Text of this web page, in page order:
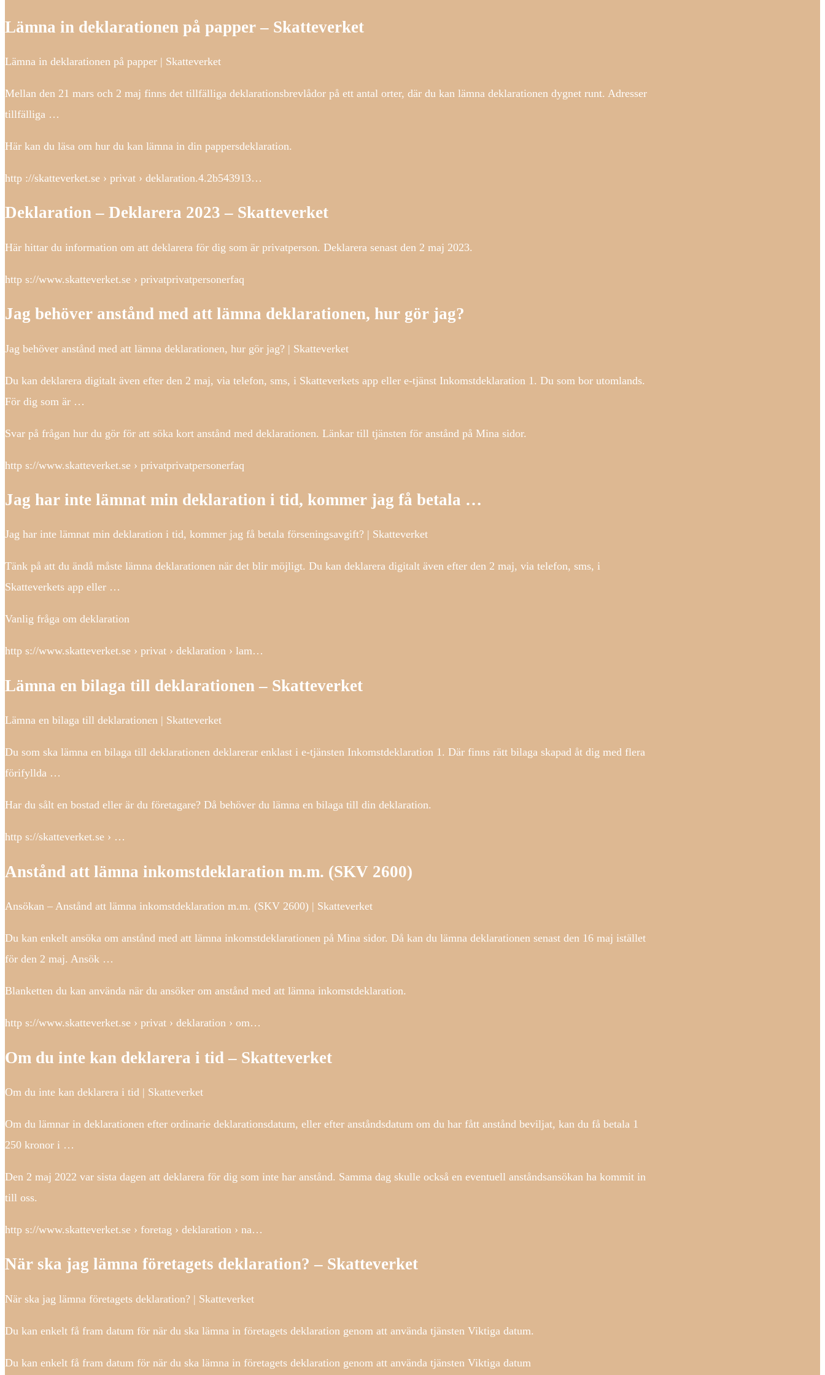
Lämna in deklarationen på papper – Skatteverket
Lämna in deklarationen på papper | Skatteverket
Mellan den 21 mars och 2 maj finns det tillfälliga deklarationsbrevlådor på ett antal orter, där du kan lämna deklarationen dygnet runt. Adresser
tillfälliga …
Här kan du läsa om hur du kan lämna in din pappersdeklaration.
http ://skatteverket.se › privat › deklaration.4.2b543913…
Deklaration – Deklarera 2023 – Skatteverket
Här hittar du information om att deklarera för dig som är privatperson. Deklarera senast den 2 maj 2023.
http s://www.skatteverket.se › privatprivatpersonerfaq
Jag behöver anstånd med att lämna deklarationen, hur gör jag?
Jag behöver anstånd med att lämna deklarationen, hur gör jag? | Skatteverket
Du kan deklarera digitalt även efter den 2 maj, via telefon, sms, i Skatteverkets app eller e-tjänst Inkomstdeklaration 1. Du som bor utomlands.
För dig som är …
Svar på frågan hur du gör för att söka kort anstånd med deklarationen. Länkar till tjänsten för anstånd på Mina sidor.
http s://www.skatteverket.se › privatprivatpersonerfaq
Jag har inte lämnat min deklaration i tid, kommer jag få betala …
Jag har inte lämnat min deklaration i tid, kommer jag få betala förseningsavgift? | Skatteverket
Tänk på att du ändå måste lämna deklarationen när det blir möjligt. Du kan deklarera digitalt även efter den 2 maj, via telefon, sms, i
Skatteverkets app eller …
Vanlig fråga om deklaration
http s://www.skatteverket.se › privat › deklaration › lam…
Lämna en bilaga till deklarationen – Skatteverket
Lämna en bilaga till deklarationen | Skatteverket
Du som ska lämna en bilaga till deklarationen deklarerar enklast i e-tjänsten Inkomstdeklaration 1. Där finns rätt bilaga skapad åt dig med flera
förifyllda …
Har du sålt en bostad eller är du företagare? Då behöver du lämna en bilaga till din deklaration.
http s://skatteverket.se › …
Anstånd att lämna inkomstdeklaration m.m. (SKV 2600)
Ansökan – Anstånd att lämna inkomstdeklaration m.m. (SKV 2600) | Skatteverket
Du kan enkelt ansöka om anstånd med att lämna inkomstdeklarationen på Mina sidor. Då kan du lämna deklarationen senast den 16 maj istället
för den 2 maj. Ansök …
Blanketten du kan använda när du ansöker om anstånd med att lämna inkomstdeklaration.
http s://www.skatteverket.se › privat › deklaration › om…
Om du inte kan deklarera i tid – Skatteverket
Om du inte kan deklarera i tid | Skatteverket
Om du lämnar in deklarationen efter ordinarie deklarationsdatum, eller efter anståndsdatum om du har fått anstånd beviljat, kan du få betala 1
250 kronor i …
Den 2 maj 2022 var sista dagen att deklarera för dig som inte har anstånd. Samma dag skulle också en eventuell anståndsansökan ha kommit in
till oss.
http s://www.skatteverket.se › foretag › deklaration › na…
När ska jag lämna företagets deklaration? – Skatteverket
När ska jag lämna företagets deklaration? | Skatteverket
Du kan enkelt få fram datum för när du ska lämna in företagets deklaration genom att använda tjänsten Viktiga datum.
Du kan enkelt få fram datum för när du ska lämna in företagets deklaration genom att använda tjänsten Viktiga datum